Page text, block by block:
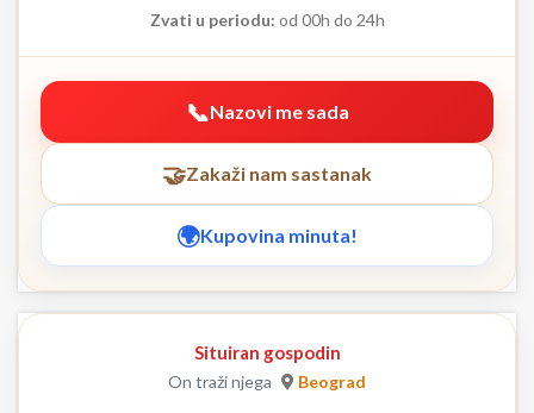
Zvati u periodu: od 00h do 24h
Nazovi me sada
Zakaži nam sastanak
Kupovina minuta!
Situiran gospodin
On traži njega Beograd